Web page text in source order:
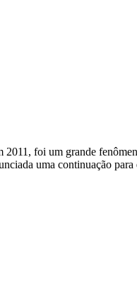
foi um grande
uma continuação